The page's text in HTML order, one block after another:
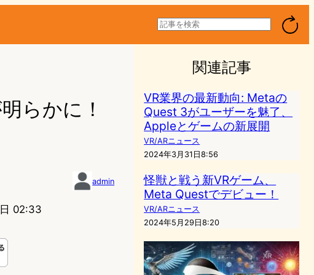
検
索
らかに！
admin
02:33
関連記事
VR業界の最新動向: Metaの
Quest 3がユーザーを魅了、
Appleとゲームの新展開
VR/ARニュース
2024年3月31日8:56
怪獣と戦う新VRゲーム、
Meta Questでデビュー！
VR/ARニュース
2024年5月29日8:20